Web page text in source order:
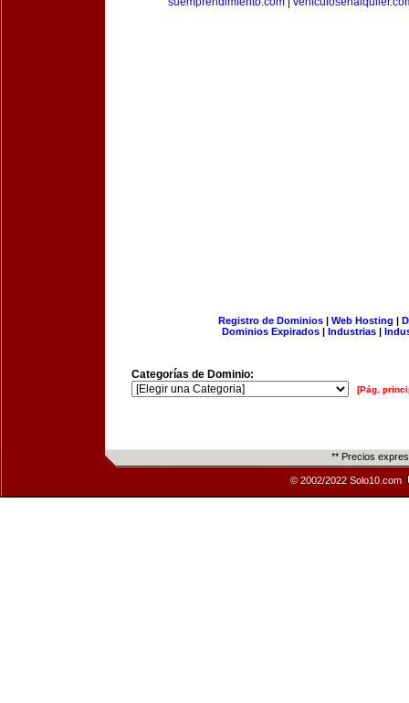
Registro de Dominios| Web Hosting |
Dominios Expirados | Industrias |
Categorías de Dominio:
[Pág.
** Precios
© 2002/2022 Solo10.com